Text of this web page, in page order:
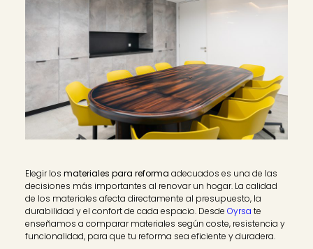
Elegir los materiales para reforma adecuados es una de las
decisiones más importantes al renovar un hogar. La calidad
de los materiales afecta directamente al presupuesto, la
durabilidad y el confort de cada espacio. Desde Oyrsa te
enseñamos a comparar materiales según coste, resistencia y
funcionalidad, para que tu reforma sea eficiente y duradera.